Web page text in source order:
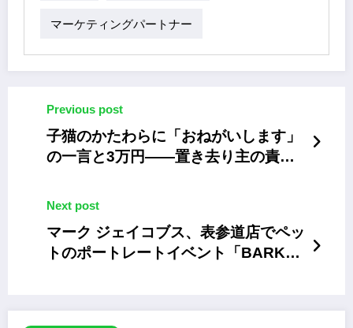
マーケティングパートナー
Previous post
子猫のかたわらに「おねがいします」
の一言と3万円――置き去り主の責任
《法的リスク》
Next post
マーク ジェイコブス、表参道店でペッ
トのポートレートイベント「BARK